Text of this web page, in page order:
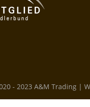
- 2023 A&M Trading |